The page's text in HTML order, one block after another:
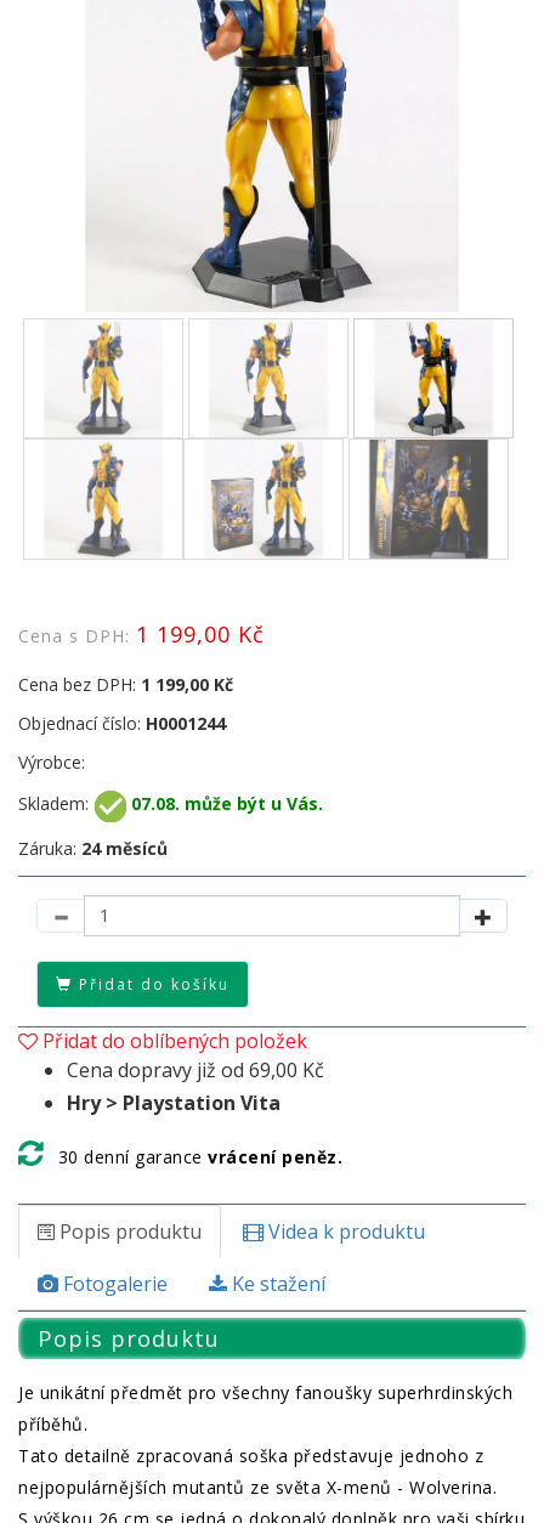
Cena s DPH: 1 199,00 Kč
Cena bez DPH: 1 199,00 Kč
Objednací číslo: H0001244
Výrobce:
Skladem:
07.08. může být u Vás.
Záruka: 24 měsíců
Přidat do košíku
Přidat do oblíbených položek
Cena dopravy již od 69,00 Kč
Hry > Playstation Vita
30 denní garance vrácení peněz.
Popis produktu
Videa k produktu
Fotogalerie
Ke stažení
Popis produktu
Je unikátní předmět pro všechny fanoušky superhrdinských
příběhů.
Tato detailně zpracovaná soška představuje jednoho z
nejpopulárnějších mutantů ze světa X-menů - Wolverina.